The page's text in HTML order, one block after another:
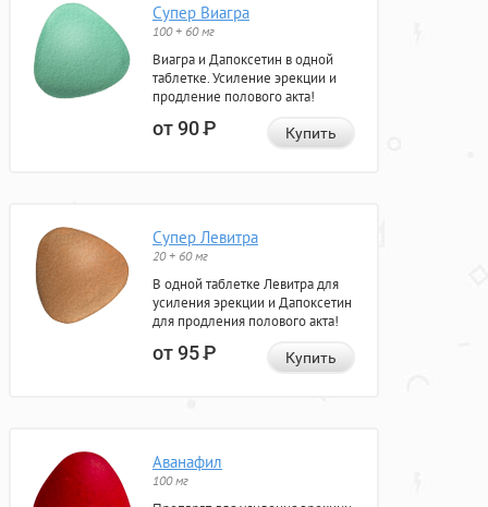
Супер Виагра
100 + 60 мг
Виагра и Дапоксетин в одной
таблетке. Усиление эрекции и
продление полового акта!
от 90Р Купить
Супер Левитра
20 + 60 мг
В одной таблетке Левитра для
усиления эрекции и Дапоксетин
для продления полового акта!
от 95Р Купить
Аванафил
100 мг